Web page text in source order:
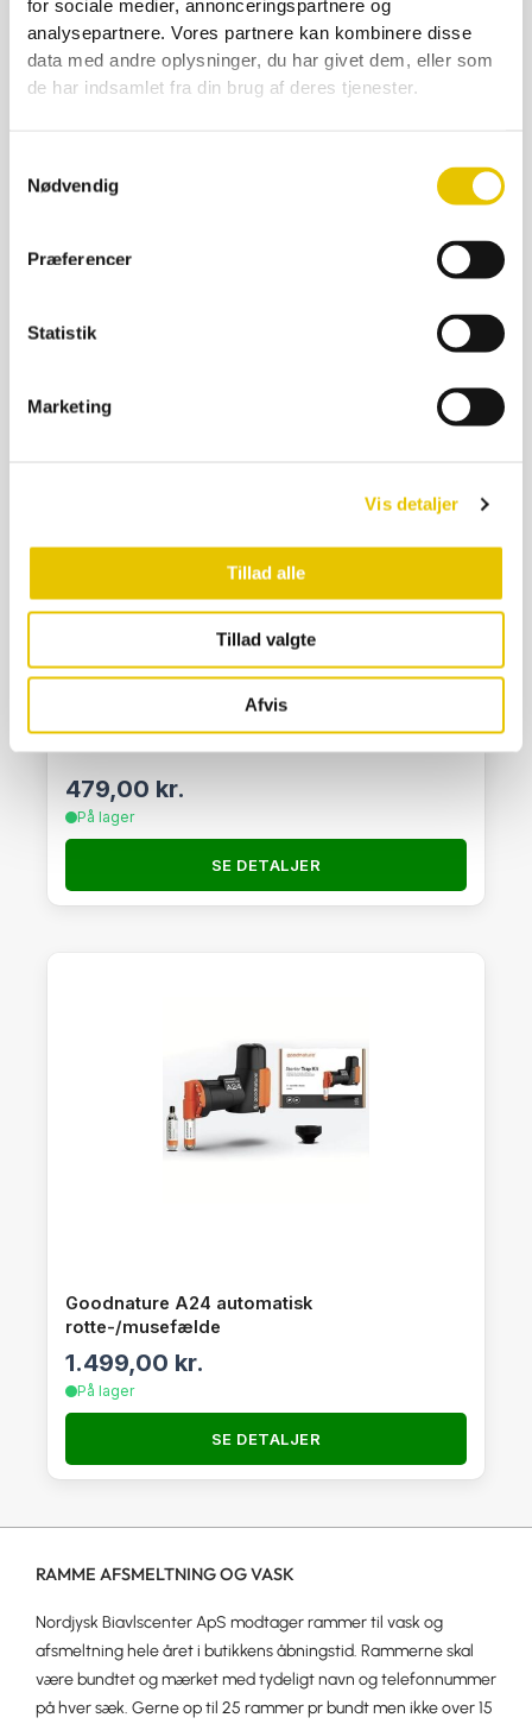
for sociale medier, annonceringspartnere og
analysepartnere. Vores partnere kan kombinere disse
data med andre oplysninger, du har givet dem, eller som
de har indsamlet fra din brug af deres tjenester.
Nødvendig
Præferencer
Statistik
Marketing
Vis detaljer
Tillad alle
Tillad valgte
Afvis
Rotte-Musefælde STA Automatic
På lager
479,00 kr.
På lager
SE DETALJER
Goodnature A24 automatisk
rotte-/musefælde
1.499,00 kr.
På lager
SE DETALJER
RAMME AFSMELTNING OG VASK
Nordjysk Biavlscenter ApS modtager rammer til vask og
afsmeltning hele året i butikkens åbningstid. Rammerne skal
være bundtet og mærket med tydeligt navn og telefonnummer
på hver sæk. Gerne op til 25 rammer pr bundt men ikke over 15